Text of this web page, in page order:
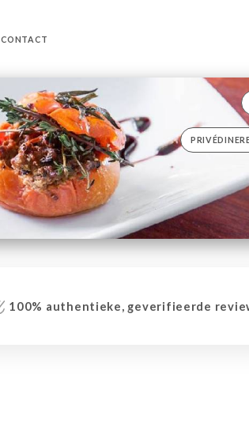
CONTACT
100% authentieke, geverifieerde